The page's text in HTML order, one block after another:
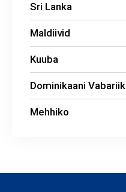
Sri Lanka
Maldiivid
Kuuba
Dominikaani Vabariik
Mehhiko